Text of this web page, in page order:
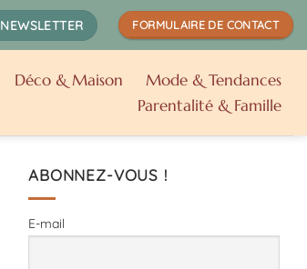
NEWSLETTER FORMULAIRE DE CONTACT
Déco & Maison
Mode & Tendances
Parentalité & Famille
ABONNEZ-VOUS !
E-mail